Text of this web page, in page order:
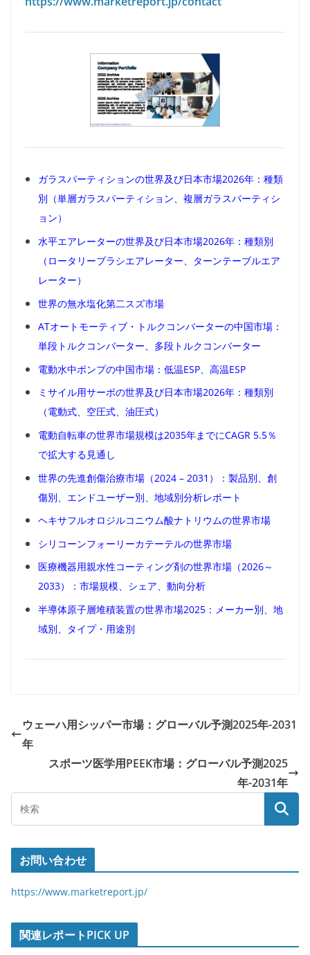
ガラスパーティションの世界及び日本市場2026年：種類
別（単層ガラスパーティション、複層ガラスパーティシ
ョン）
水平エアレーターの世界及び日本市場2026年：種類別
（ロータリーブラシエアレーター、ターンテーブルエア
レーター）
世界の無水塩化第二スズ市場
ATオートモーティブ・トルクコンバーターの中国市場：
単段トルクコンバーター、多段トルクコンバーター
電動水中ポンプの中国市場：低温ESP、高温ESP
ミサイル用サーボの世界及び日本市場2026年：種類別
（電動式、空圧式、油圧式）
電動自転車の世界市場規模は2035年までにCAGR 5.5％
で拡大する見通し
世界の先進創傷治療市場（2024 – 2031）：製品別、創
傷別、エンドユーザー別、地域別分析レポート
ヘキサフルオロジルコニウム酸ナトリウムの世界市場
シリコーンフォーリーカテーテルの世界市場
医療機器用親水性コーティング剤の世界市場（2026～
2033）：市場規模、シェア、動向分析
半導体原子層堆積装置の世界市場2025：メーカー別、地
域別、タイプ・用途別
ウェーハ用シッパー市場：グローバル予測2025年-2031
年
スポーツ医学用PEEK市場：グローバル予測2025
年-2031年
お問い合わせ
https://www.marketreport.jp/
関連レポートPICK UP